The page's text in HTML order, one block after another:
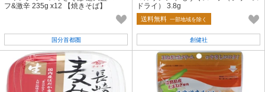
フ&激辛 235g x12 【焼きそば】
国分首都圏
ドライ） 3.8g
送料無料 一部地域を除く
創健社